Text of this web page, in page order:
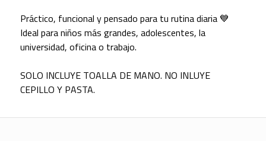
Práctico, funcional y pensado para tu rutina diaria 💙
Ideal para niños más grandes, adolescentes, la
universidad, oficina o trabajo.
SOLO INCLUYE TOALLA DE MANO. NO INLUYE
CEPILLO Y PASTA.